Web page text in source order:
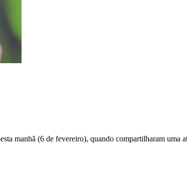
manhã (6 de fevereiro), quando compartilharam uma